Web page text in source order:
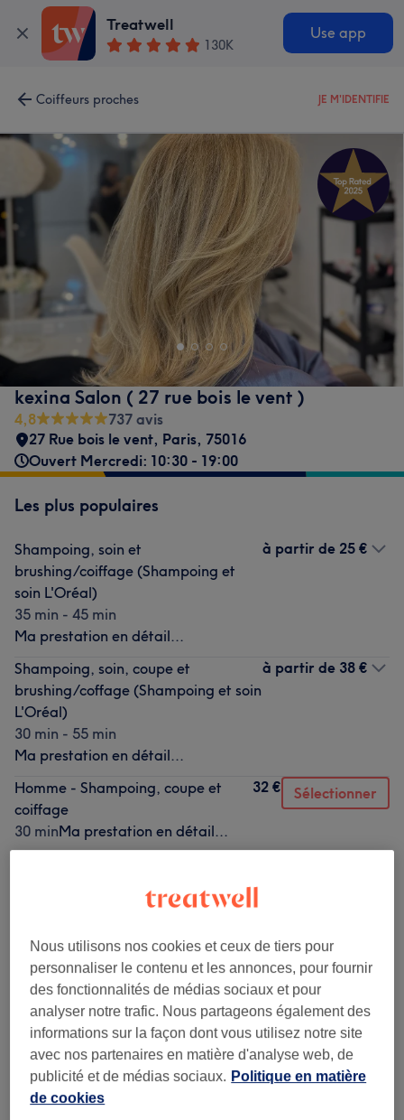
Treatwell
130K
Use app
Coiffeurs proches JE M'IDENTIFIE
kexina Salon ( 27 rue bois le vent )
4,8
737 avis
27 Rue bois le vent, Paris, 75016
Ouvert Mercredi: 10:30 - 19:00
Les plus populaires
Shampoing, soin et
brushing/coiffage (Shampoing et
soin L'Oréal)
35 min - 45 min
Ma prestation en détail...
à partir de 25 €
Shampoing, soin, coupe et
brushing/coffage (Shampoing et soin
L'Oréal)
30 min - 55 min
Ma prestation en détail...
à partir de 38 €
Homme - Shampoing, coupe et
coiffage
30 minMa prestation en détail...
32 € Sélectionner
Ma prestation en détail...
Garçon - Coupe (12 ans)
20 minMa prestation en détail...
23 € Sélectionner
Recherchez dans notre liste de prestations
Coupe Homme (3) à partir de 10 €
Nous utilisons nos cookies et ceux de tiers pour
personnaliser le contenu et les annonces, pour fournir
des fonctionnalités de médias sociaux et pour
analyser notre trafic. Nous partageons également des
informations sur la façon dont vous utilisez notre site
avec nos partenaires en matière d'analyse web, de
publicité et de médias sociaux. Politique en matière
de cookies